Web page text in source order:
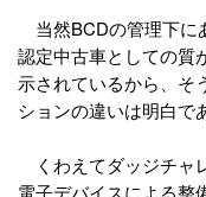
当然BCDの管理下に
認定中古車としての質
示されているから、そ
ションの違いは明白で
くわえてダッジチャ